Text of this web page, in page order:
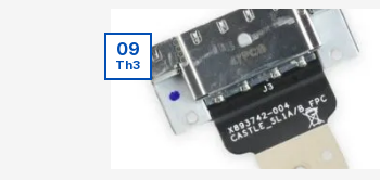
09
Th3